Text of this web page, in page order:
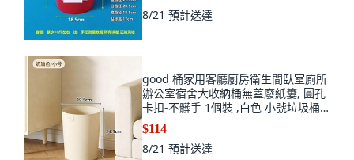
8/21 預計送達
good 桶家用客廳廚房衛生間臥室廁所
辦公室宿舍大收納桶無蓋廢紙簍, 圓孔
卡扣-不髒手 1個裝 ,白色 小號垃圾桶
19.5CM口徑
$114
8/21 預計送達